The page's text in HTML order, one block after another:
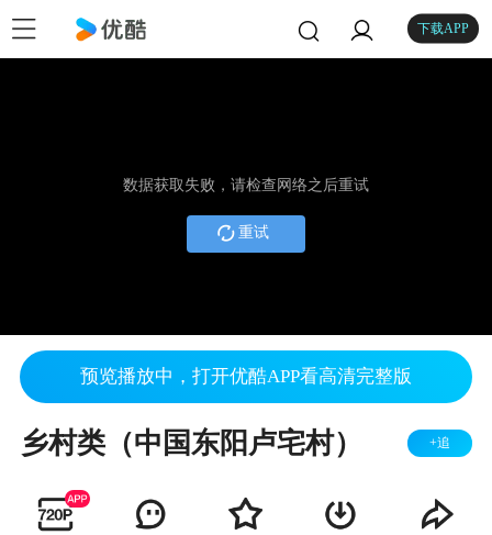
下载APP
数据获取失败，请检查网络之后重试
重试
预览播放中，打开优酷APP看高清完整版
乡村类（中国东阳卢宅村） +追